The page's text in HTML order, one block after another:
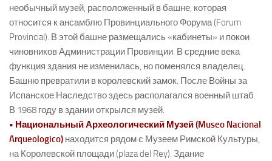
необычный музей, расположенный в башне, которая
относится к ансамблю Провинциального Форума (Forum
Provincial). В этой башне размещались «кабинеты» и покои
чиновников Администрации Провинции. В средние века
функция здания не изменилась, но поменялся владелец.
Башню превратили в королевский замок. После Войны за
Испанское Наследство здесь располагался военный штаб.
В 1968 году в здании открылся музей.
• Национальный Археологический Музей (Museo Nacional
Arqueologico) находится рядом с Музеем Римской Культуры,
на Королевской площади (plaza del Rey). Здание